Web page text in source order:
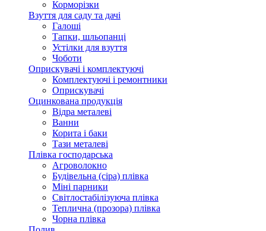
Корморізки
Взуття для саду та дачі
Галоші
Тапки, шльопанці
Устілки для взуття
Чоботи
Оприскувачі і комплектуючі
Комплектуючі і ремонтники
Оприскувачі
Оцинкована продукція
Відра металеві
Ванни
Корита і баки
Тази металеві
Плівка господарська
Агроволокно
Будівельна (сіра) плівка
Міні парники
Світлостабілізуюча плівка
Теплична (прозора) плівка
Чорна плівка